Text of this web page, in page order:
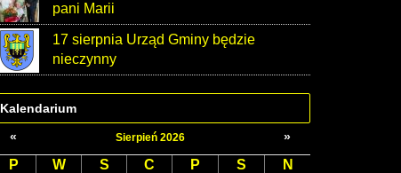
pani Marii
17 sierpnia Urząd Gminy będzie
nieczynny
Kalendarium
«
Sierpień 2026 »
P W S C P S
N